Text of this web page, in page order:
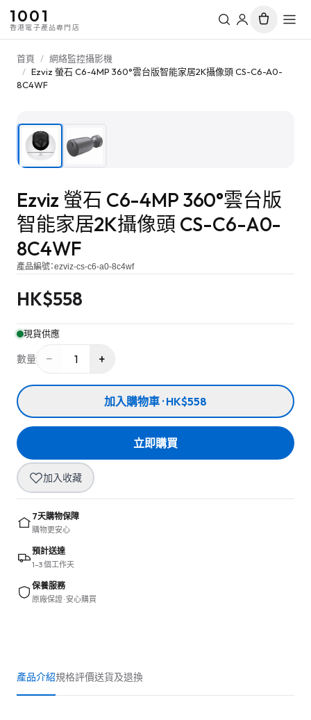
1001
香港電子產品專門店
首頁 / 網絡監控攝影機
/ Ezviz 螢石 C6-4MP 360°雲台版智能家居2K攝像頭 CS-C6-A0-
8C4WF
Ezviz 螢石 C6-4MP 360°雲台版
智能家居2K攝像頭 CS-C6-A0-
8C4WF
產品編號：ezviz-cs-c6-a0-8c4wf
HK$558
現貨供應
數量 − 1 +
加入購物車 · HK$558
立即購買
加入收藏
7天購物保障
購物更安心
預計送達
1–3 個工作天
保養服務
原廠保證 · 安心購買
產品介紹規格評價送貨及退換